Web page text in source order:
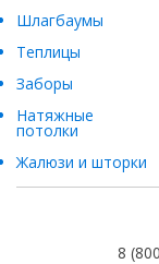
Шлагбаумы
Теплицы
Заборы
Натяжные
потолки
Жалюзи и шторки
8